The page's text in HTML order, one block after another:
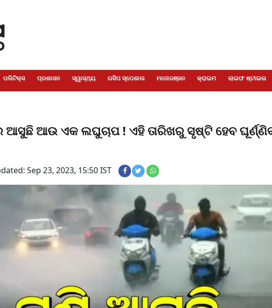
ପଲିଟିକ୍ସ ପ୍ରଶାସନ ସ୍ୱାସ୍ଥ୍ୟ ଗସିପ ସ୍ପେଶାଲ ମନୋରଞ୍ଜନ କ୍ରାଇମ ଲାଇଫ ଷ୍ଟାଇଲ
ଆଉ ଏକ ଲଘୁଚାପ ! ଏହି ତାରିଖରୁ ସୃଷ୍ଟି ହେବ
Sep 23, 2023, 15:50 IST